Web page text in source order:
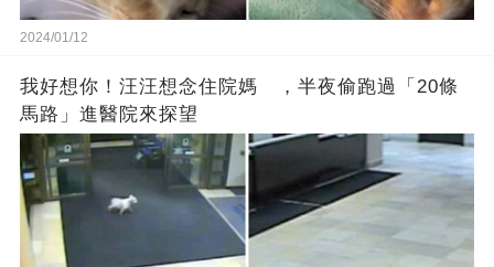
2024/01/12
我好想你！汪汪想念住院媽 ，半夜偷跑過「20條
馬路」進醫院來探望